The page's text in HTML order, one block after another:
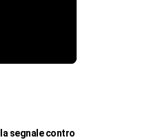
segnale contro